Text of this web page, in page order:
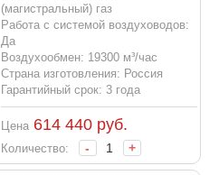
(магистральный) газ
Работа с системой воздуховодов:
Да
Воздухообмен: 19300 м³/час
Страна изготовления: Россия
Гарантийный срок: 3 года
Цена 614 440руб.
Количество: - +